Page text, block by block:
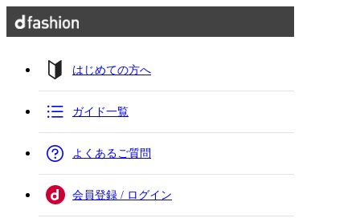
はじめての方へ
ガイド一覧
よくあるご質問
会員登録 / ログイン